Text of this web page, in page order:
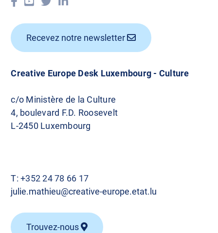
e
s
a
i
c
s
Creative Europe Desk Luxembourg - Culture
c/o Ministère de la Culture
4, boulevard F.D. Roosevelt
L-2450 Luxembourg
T:+352 24 78 66 17
julie.mathieu@creative-europe.etat.lu
Trouvez-nous
Recevez notre newsletter